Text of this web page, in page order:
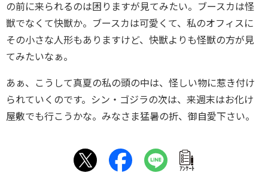
の前に来られるのは困りますが見てみたい。ブースカは怪
獣でなくて快獣か。ブースカは可愛くて、私のオフィスに
その小さな人形もありますけど、快獣よりも怪獣の方が見
てみたいなぁ。
あぁ、こうして真夏の私の頭の中は、怪しい物に惹き付け
られていくのです。シン・ゴジラの次は、来週末はお化け
屋敷でも行こうかな。みなさま猛暑の折、御自愛下さい。
ｱﾝｹｰﾄ